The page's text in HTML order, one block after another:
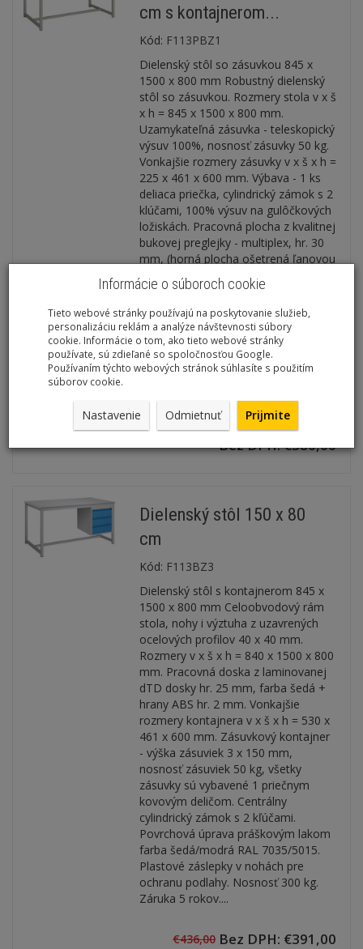
cm s kontajnerom...
Kód: F113PBZ1
Dielenský stôl so zásuvkou 845 x
1500 x 800 mm Robustný dielenský
stôl so zásuvkou. Rozmery stola v x š
x h = 845 x 1500 x 800 mm.
Uzamykateľná zásuvka - teleskopický
výsuv 100%, nosnosť zásuvky 50 kg.
Vonkajšie rozmery zásuvky v x š x h =
225 x 461 x 600 mm. Výbava - 1 ks
deliaca priečka, cylindrický zámok s 2
klúčami, 100% výsuv na gulôčkových
ložiskách. Pracovná plocha z kvalitnej
bukovej preglejky - multiplex, hr. 30
mm, (horná plocha ošetrená ľanovou
fermežou). Všetky hornej hrany sú
zaoblené (r = 3 mm). Celoobvodový
rám stola, nohy i výztuha z
uzavrených ocelových profilov 40 x
40 x 2 mm. Povrchová úprava
práškovým lakom RAL 7035.
Plastové záslepky v nohách pre
65kg. Záruka 5 rokov....
Bez DPH: €380,00
Dielenský stôl 150 x 80
cm
Kód: F113BZ3
Dielenský stôl s kontajnerom 845 x
1500 x 800 mm Celoobvodový rám
stola, nohy i výztuha z uzavrených
ocelových profilov 40 x 40 mm.
Rozmery v x š x h = 840 x 1500 x 800
mm. Pracovná doska z laminovanej
dTD dosky hr. 25 mm, farba šedá +
hrany ABS hr. 2 mm. Vonkajšie
rozmery kontajnera v x š x h = 530 x
461 x 600 mm. Zásuvkový kontajner
- výška zásuviek 3 x 150 mm,
nosnosť zásuviek 50 kg, všetky
zásuvky sú vybavené 1 priečnym
kovovým deličom. Centrálny
cylindrický zámok s 2 kľúčami.
Povrchová úprava práškovým lakom
farba šedá/modrá RAL 7035/5015.
Plastové záslepky v nohách pre
ochranu podlahy. Nosnosť 300 kg.
Záruka 5 rokov....
€436,00 Bez DPH: €391,00
Informácie o súboroch cookie
Tieto webové stránky používajú na poskytovanie služieb,
personalizáciu reklám a analýze návštevnosti súbory
cookie. Informácie o tom, ako tieto webové stránky
používate, sú zdieľané so spoločnosťou Google.
Používaním týchto webových stránok súhlasíte s použitím
súborov cookie.
Nastavenie Odmietnuť Prijmite